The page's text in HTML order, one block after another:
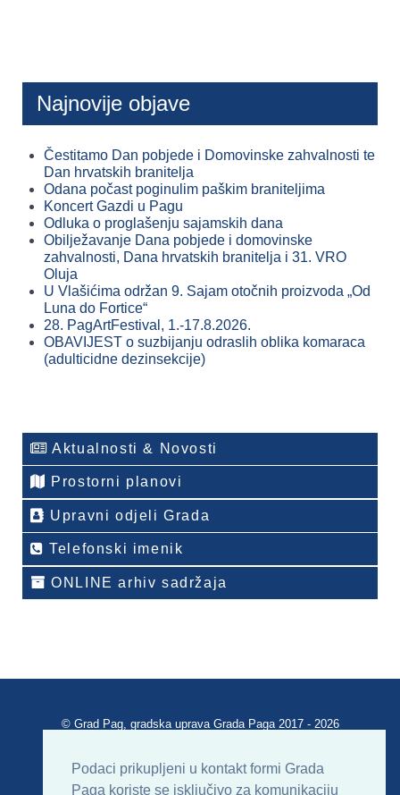
Podaci prikupljeni u kontakt formi Grada
Paga koriste se isključivo za komunikaciju
Najnovije objave
Čestitamo Dan pobjede i Domovinske zahvalnosti te
Dan hrvatskih branitelja
Odana počast poginulim paškim braniteljima
Koncert Gazdi u Pagu
Odluka o proglašenju sajamskih dana
Obilježavanje Dana pobjede i domovinske
zahvalnosti, Dana hrvatskih branitelja i 31. VRO
Oluja
U Vlašićima održan 9. Sajam otočnih proizvoda „Od
Luna do Fortice“
28. PagArtFestival, 1.-17.8.2026.
OBAVIJEST o suzbijanju odraslih oblika komaraca
(adulticidne dezinsekcije)
Aktualnosti & Novosti
Prostorni planovi
Upravni odjeli Grada
Telefonski imenik
ONLINE arhiv sadržaja
© Grad Pag, gradska uprava Grada Paga 2017 - 2026